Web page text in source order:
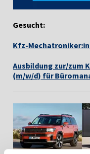
Gesucht:
Kfz-
Ausbildung zur/zum
(m/w/d) für